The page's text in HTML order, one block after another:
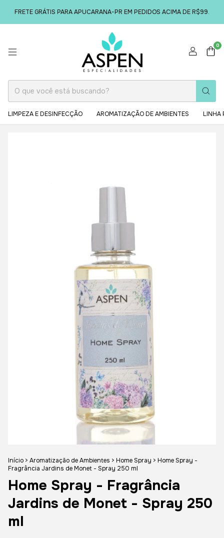
FRETE GRÁTIS PARA APUCARANA-PR EM PEDIDOS ACIMA DE R$99.
0
LIMPEZA E DESINFECÇÃO AROMATIZAÇÃO DE AMBIENTES LINHA
Início > Aromatização de Ambientes > Home Spray > Home Spray -
Fragrância Jardins de Monet - Spray 250 ml
Home Spray - Fragrância
Jardins de Monet - Spray 250
ml